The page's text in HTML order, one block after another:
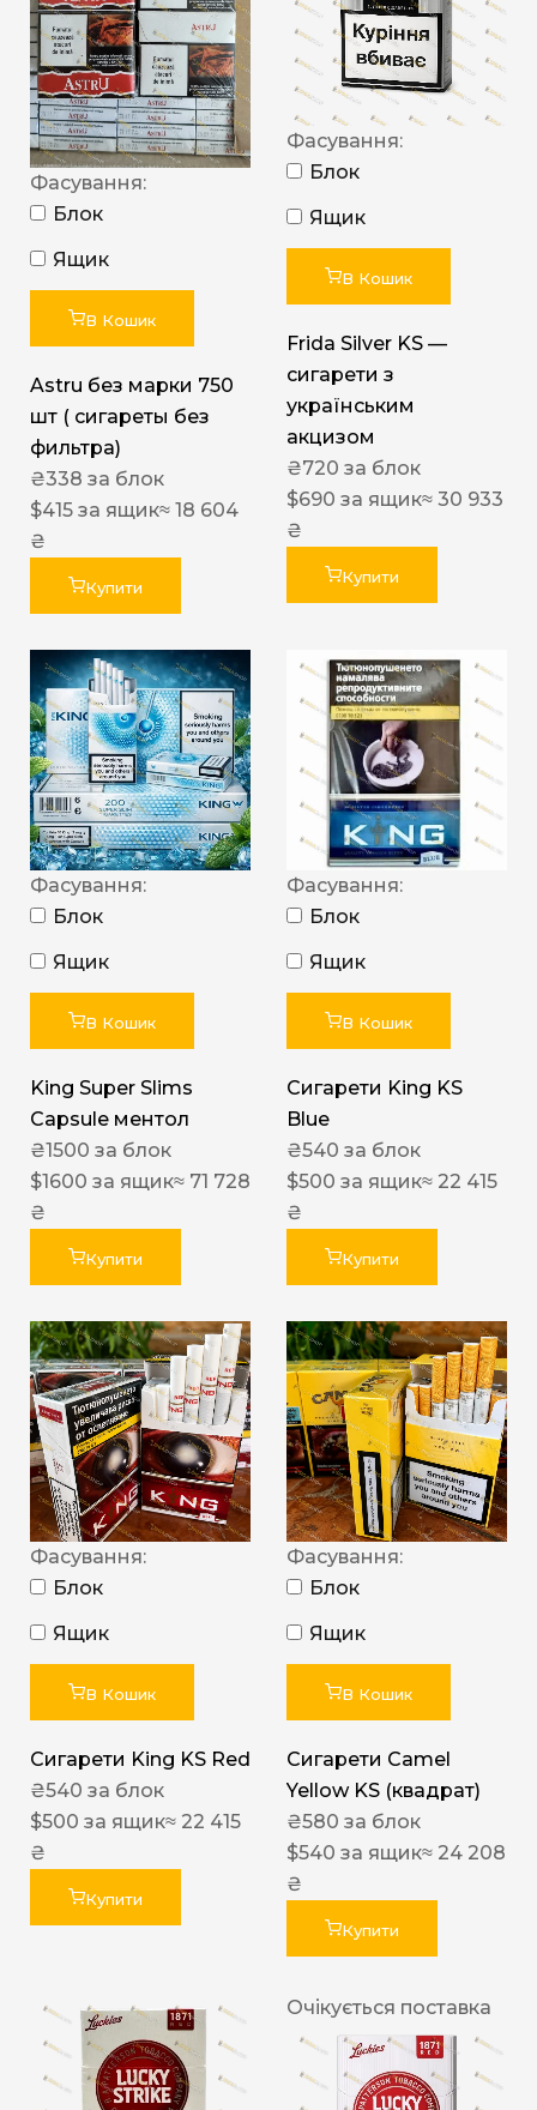
Фасування:
Блок
Ящик
В Кошик
Astru без марки 750
шт ( сигареты без
фильтра)
₴338 за блок
$415 за ящик≈ 18 604
₴
Купити
Фасування:
Блок
Ящик
В Кошик
Frida Silver KS —
сигарети з
українським
акцизом
₴720 за блок
$690 за ящик≈ 30 933
₴
Купити
Фасування:
Блок
Ящик
В Кошик
King Super Slims
Capsule ментол
₴1500 за блок
$1600 за ящик≈ 71 728
₴
Купити
Фасування:
Блок
Ящик
В Кошик
Сигарети King KS
Blue
₴540 за блок
$500 за ящик≈ 22 415
₴
Купити
Фасування:
Блок
Ящик
В Кошик
Сигарети King KS Red
₴540 за блок
$500 за ящик≈ 22 415
₴
Купити
Фасування:
Блок
Ящик
В Кошик
Сигарети Camel
Yellow KS (квадрат)
₴580 за блок
$540 за ящик≈ 24 208
₴
Купити
Очікується поставка